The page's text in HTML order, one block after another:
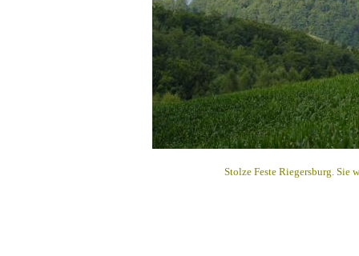
Stolze Feste Riegersburg. Sie